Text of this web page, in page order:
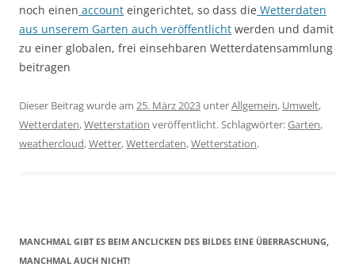
noch einen account eingerichtet, so dass die Wetterdaten
aus unserem Garten auch veröffentlicht werden und damit
zu einer globalen, frei einsehbaren Wetterdatensammlung
beitragen
Dieser Beitrag wurde am 25. März 2023 unterAllgemein, Umwelt,
Wetterdaten,Wetterstation veröffentlicht. Schlagwörter:Garten,
weathercloud,Wetter,Wetterdaten,Wetterstation.
MANCHMAL GIBT ES BEIM ANCLICKEN DES BILDES EINE ÜBERRASCHUNG,
MANCHMAL AUCH NICHT!